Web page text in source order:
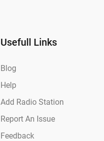
Usefull Links
Blog
Help
Add Radio Station
Report An Issue
Feedback